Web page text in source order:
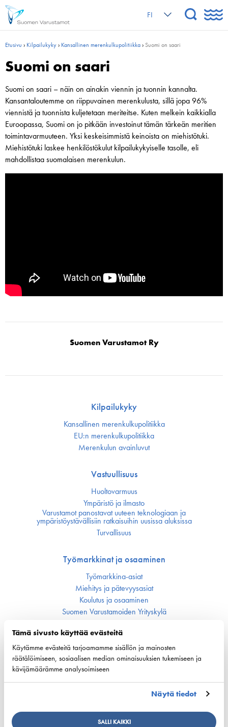
Tämä sivusto käyttää evästeitä
Käytämme evästeitä tarjoamamme sisällön ja mainosten
räätälöimiseen, sosiaalisen median ominaisuuksien tukemiseen ja
kävijämäärämme analysoimiseen
Näytä tiedot
SALLI KAIKKI
FI
Etusivu › Kilpailukyky› Kansallinen merenkulku­politiikka›Suomi on saari
Suomi on saari
Suomi on saari – näin on ainakin viennin ja tuonnin kannalta.
Kansantaloutemme on riippuvainen merenkulusta, sillä jopa 96%
viennistä ja tuonnista kuljetetaan meriteitse. Kuten melkein kaikkialla
Euroopassa, Suomi on jo pitkään investoinut tämän tärkeän meritien
toimintavarmuuteen. Yksi keskeisimmistä keinoista on miehistötuki.
Miehistötuki laskee henkilöstökulut kilpailukykyiselle tasolle, eli
mahdollistaa suomalaisen merenkulun.
Suomen Varustamot Ry
Kilpailukyky
Kansallinen merenkulku­politiikka
EU:n merenkulku­politiikka
Merenkulun avainluvut
Vastuullisuus
Huoltovarmuus
Ympäristö ja ilmasto
Varustamot panostavat uuteen teknologiaan ja
ympäristöystävällisiin ratkaisuihin uusissa aluksissa
Turvallisuus
Työmarkkinat ja osaaminen
Työmarkkina-asiat
Miehitys ja pätevyys­asiat
Koulutus ja osaaminen
Suomen Varustamoiden Yrityskylä
Ship Happens: Tutustu merenkulkualan mahdollisuuksiin
Digitalisaatio ja automaatio
Tulevat tapahtumat